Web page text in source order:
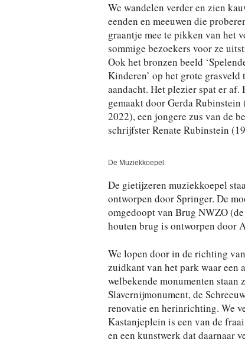
We wandelen verder en zien
eenden en meeuwen die
graantje mee te pikken van het
sommige bezoekers voor ze
Ook het bronzen beeld
Kinderen’ op het grote grasveld
aandacht. Het plezier spat er af.
gemaakt door Gerda Rubinstein
2022), een jongere zus van de
schrijfster Renate Rubinstein
De Muziekkoepel.
De gietijzeren muziekkoepel
ontworpen door Springer. De
omgedoopt van Brug NWZO
houten brug is ontworpen door
We lopen door in de richting
zuidkant van het park waar een
welbekende monumenten staan
Slavernijmonument, de
renovatie en herinrichting. We
Kastanjeplein is een van de
en een kunstwerk dat daarnaar